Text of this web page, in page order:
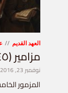
العهد القديم
مزامير (٤٥) – الجزء الاول
نوفمبر 23, 2016
المزمور